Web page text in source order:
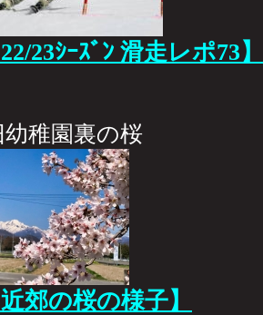
23ｼｰｽﾞﾝ 滑走レポ73】
幼稚園裏の桜
郊の桜の様子】